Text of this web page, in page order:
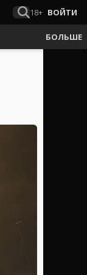
18+ ВОЙТИ
БОЛЬШЕ